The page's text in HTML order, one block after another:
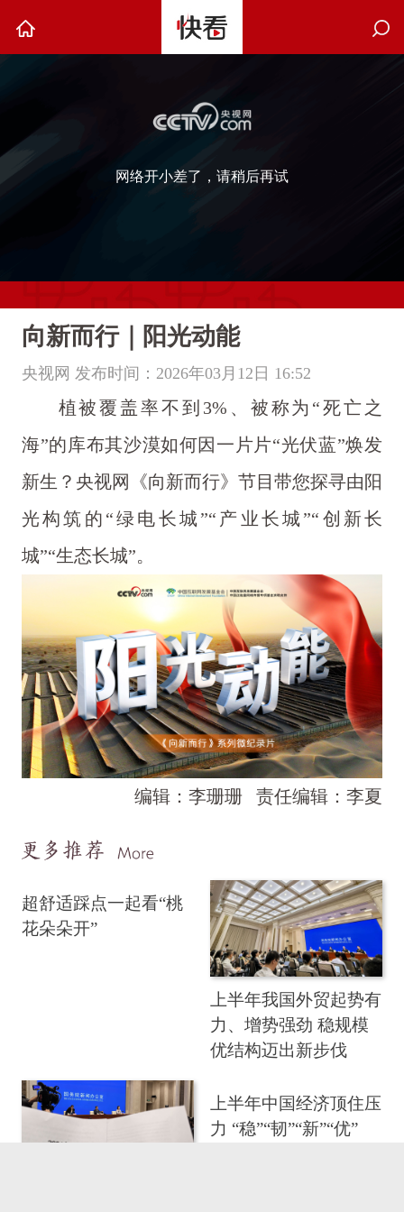
网络开小差了，请稍后再试
向新而行｜阳光动能
央视网 发布时间：2026年03月12日 16:52
植被覆盖率不到3%、被称为“死亡之
海”的库布其沙漠如何因一片片“光伏蓝”焕发
新生？央视网《向新而行》节目带您探寻由阳
光构筑的“绿电长城”“产业长城”“创新长
城”“生态长城”。
编辑：李珊珊 责任编辑：李夏
超舒适踩点一起看“桃
花朵朵开”
上半年我国外贸起势有
力、增势强劲 稳规模
优结构迈出新步伐
上半年中国经济顶住压
力 “稳”“韧”“新”“优”